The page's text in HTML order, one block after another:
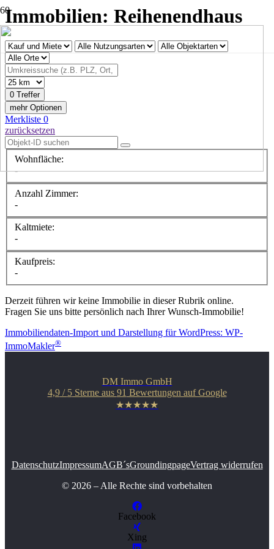
Immobilien: Reihenendhaus
0 Treffer
mehr Optionen
Merkliste 0
zurücksetzen
Wohnfläche:
-
Anzahl Zimmer:
-
Kaltmiete:
-
Kaufpreis:
-
Derzeit führen wir keine Immobilie in dieser Rubrik online.
Fragen Sie uns bitte persönlich nach Ihrer Wunsch-Immobilie!
Immobiliendaten-Import und Darstellung für WordPress: WP-
ImmoMakler®
DM Immo GmbH
4,9/ 5Sterne aus 91 Bewertungen auf Google
★★★★★
DatenschutzImpressumAGB´sGroundingpageVertrag widerrufen
© 2026 – Alle Rechte sind vorbehalten
Facebook
Xing